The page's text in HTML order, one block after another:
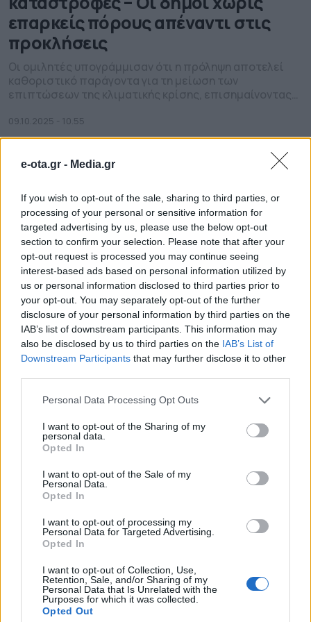
e-ota.gr - Media.gr
If you wish to opt-out of the sale, sharing to third parties, or
processing of your personal or sensitive information for
targeted advertising by us, please use the below opt-out
section to confirm your selection. Please note that after your
opt-out request is processed you may continue seeing
interest-based ads based on personal information utilized by
us or personal information disclosed to third parties prior to
your opt-out. You may separately opt-out of the further
disclosure of your personal information by third parties on the
IAB’s list of downstream participants. This information may
also be disclosed by us to third parties on the IAB’s List of
Downstream Participants that may further disclose it to other
Personal Data Processing Opt Outs
I want to opt-out of the Sharing of my
personal data.
Opted In
I want to opt-out of the Sale of my
Personal Data.
Opted In
I want to opt-out of processing my
Personal Data for Targeted Advertising.
Opted In
I want to opt-out of Collection, Use,
Retention, Sale, and/or Sharing of my
Personal Data that Is Unrelated with the
Purposes for which it was collected.
Opted Out
επαρκείς πόρους απέναντι στις
προκλήσεις
δυναμικό και χρηματοδότηση που αντιμετωπίζουν οι
δήμοι, οι οποίοι βρίσκονται στην πρώτη γραμμή
09.10.2025 - 10.55
Στήριξη των τοπικών κοινωνιών
λόγω κλιματικής αλλαγής
κρίσης στην Ε.Ε., με όρους ρεαλισμού, διατήρησης της
ανταγωνιστικότητας, τάσσεται η Ελλάδα, όπως είπε
στην άτυπη Συνεδρίαση των 27 Υπουργών
υπουργός Περιβάλλοντος και Ενέργειας. Στο θέμα που
αφορά άμεσα στην αποκατάσταση και των τοπικών
κοινωνιών που έχουν […]
13.07.2025 - 10.35